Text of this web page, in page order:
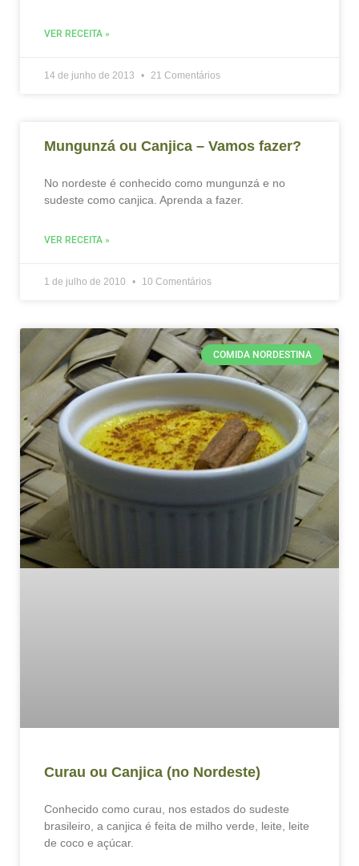
VER RECEITA »
14 de junho de 2013 21 Comentários
Mungunzá ou Canjica – Vamos fazer?
No nordeste é conhecido como mungunzá e no
sudeste como canjica. Aprenda a fazer.
VER RECEITA »
1 de julho de 2010 10 Comentários
COMIDA NORDESTINA
Curau ou Canjica (no Nordeste)
Conhecido como curau, nos estados do sudeste
brasileiro, a canjica é feita de milho verde, leite, leite
de coco e açúcar.